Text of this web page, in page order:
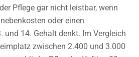
Pflege gar nicht leistbar, wenn
oder einen
und 14. Gehalt denkt. Im Vergleich
zwischen 2.400 und 3.000